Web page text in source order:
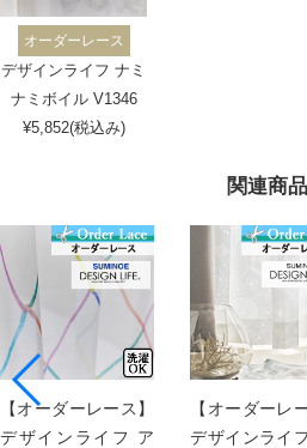
関連商品
【オーダーレース】
デザインライフ ア
【オーダーレ
デザインライ
オーダーレース
デザインライフ ナミ
ナミボイル V1346
¥5,852(税込み)